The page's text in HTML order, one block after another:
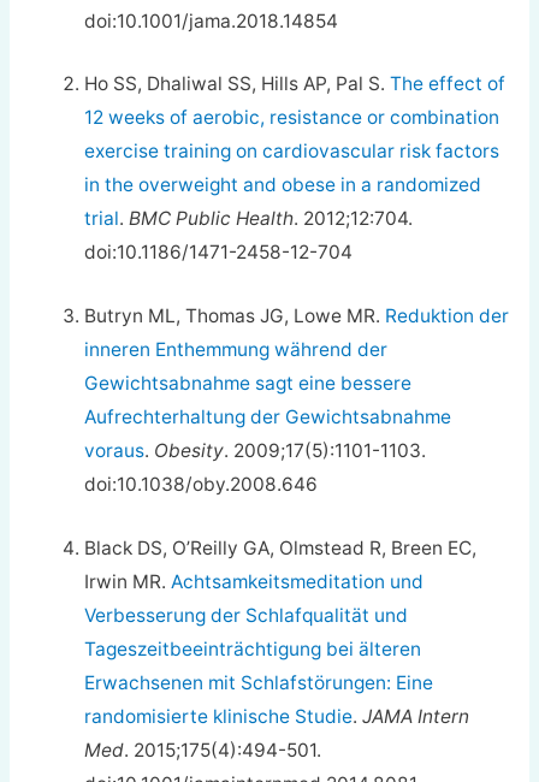
doi:10.1001/jama.2018.14854
Ho SS, Dhaliwal SS, Hills AP, Pal S.The effect of
12 weeks of aerobic, resistance or combination
exercise training on cardiovascular risk factors
in the overweight and obese in a randomized
trial.BMC Public Health. 2012;12:704.
doi:10.1186/1471-2458-12-704
Butryn ML, Thomas JG, Lowe MR. Reduktion der
inneren Enthemmung während der
Gewichtsabnahme sagt eine bessere
Aufrechterhaltung der Gewichtsabnahme
voraus. Obesity. 2009;17(5):1101-1103.
doi:10.1038/oby.2008.646
Black DS, O’Reilly GA, Olmstead R, Breen EC,
Irwin MR.Achtsamkeitsmeditation und
Verbesserung der Schlafqualität und
Tageszeitbeeinträchtigung bei älteren
Erwachsenen mit Schlafstörungen: Eine
randomisierte klinische Studie.JAMA Intern
Med. 2015;175(4):494-501.